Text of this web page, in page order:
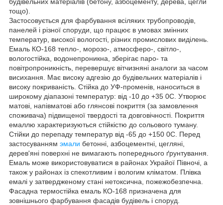
тощо).
Застосовується для фарбування всіляких трубопроводів,
панелей і різної споруди, що працює в умовах змінних
температур, високої вологості, різних промислових виділень.
Емаль КО-168 тепло-, морозо-, атмосферо-, світло-,
вологостійка, водонепроникна, зберігає паро- та
повітропроникність, перевершує вітчизняні аналоги за часом
висихання. Має високу адгезію до будівельних матеріалів і
високу покриваність. Стійка до УФ-променів, наноситься в
широкому діапазоні температур: від -10 до +35 0С. Утворює
матові, напівматові або глянсові покриття (за замовлення
споживача) підвищеної твердості та довговічності. Покриття
емаллю характеризуються стійкістю до сольового туману.
Стійки до перепаду температур від -65 до +150 0С. Перед
застосуванням эмали бетонні, азбоцементні, цегляні,
дерев'яні поверхні не вимагають попереднього ґрунтування.
Емаль може використовуватися в районах Украйої Півночі, а
також у районах із спекотливим і вологим кліматом. Плівка
емалі у затвердженому стані нетоксична, пожежобезпечна
Фасадна термостійка емаль КО-168 призначена для
зовнішнього фарбування фасадів будівель і споруд.